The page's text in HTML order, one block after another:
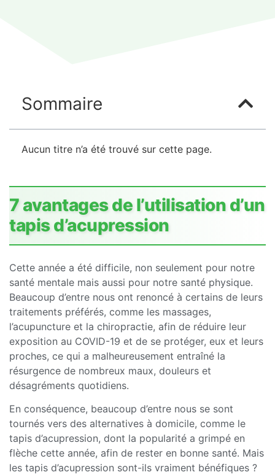
Sommaire
Aucun titre n’a été trouvé sur cette page.
7 avantages de l’utilisation d’un
tapis d’acupression
Cette année a été difficile, non seulement pour notre
santé mentale mais aussi pour notre santé physique.
Beaucoup d’entre nous ont renoncé à certains de leurs
traitements préférés, comme les massages,
l’acupuncture et la chiropractie, afin de réduire leur
exposition au COVID-19 et de se protéger, eux et leurs
proches, ce qui a malheureusement entraîné la
résurgence de nombreux maux, douleurs et
désagréments quotidiens.
En conséquence, beaucoup d’entre nous se sont
tournés vers des alternatives à domicile, comme le
tapis d’acupression, dont la popularité a grimpé en
flèche cette année, afin de rester en bonne santé. Mais
les tapis d’acupression sont-ils vraiment bénéfiques ?